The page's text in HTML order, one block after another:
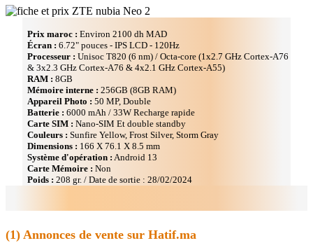
Prix maroc : Environ 2100 dh MAD
Écran : 6.72" pouces - IPS LCD - 120Hz
Processeur : Unisoc T820 (6 nm) / Octa-core (1x2.7 GHz Cortex-A76
& 3x2.3 GHz Cortex-A76 & 4x2.1 GHz Cortex-A55)
RAM : 8GB
Mémoire interne : 256GB (8GB RAM)
Appareil Photo : 50 MP, Double
Batterie : 6000 mAh / 33W Recharge rapide
Carte SIM : Nano-SIM Et double standby
Couleurs : Sunfire Yellow, Frost Silver, Storm Gray
Dimensions : 166 Х 76.1 Х 8.5 mm
Système d'opération : Android 13
Carte Mémoire : Non
Poids : 208 gr. / Date de sortie : 28/02/2024
(1) Annonces de vente sur Hatif.ma